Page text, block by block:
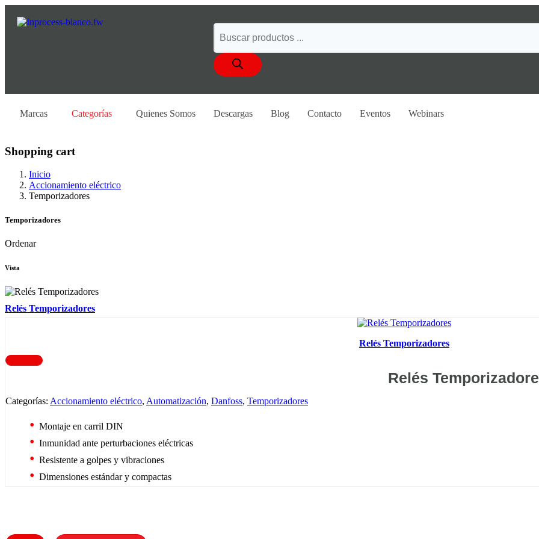
Marcas Categorías Quienes Somos Descargas Blog Contacto Eventos Webinars
Shopping cart
Inicio
Accionamiento eléctrico
Temporizadores
Temporizadores
Ordenar
Vista
Relés Temporizadores
Relés Temporizadores
Relés
Categorías: Accionamiento eléctrico, Automatización, Danfoss, Temporizadores
Montaje en carril DIN
Inmunidad ante perturbaciones eléctricas
Resistente a golpes y vibraciones
Dimensiones estándar y compactas